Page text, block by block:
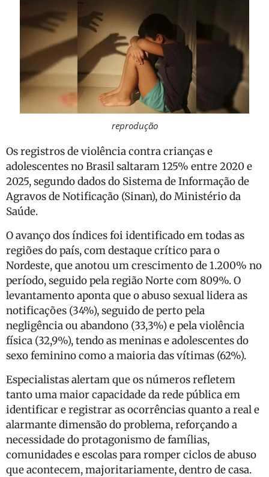
reprodução
Os registros de violência contra crianças e
adolescentes no Brasil saltaram 125% entre 2020 e
2025, segundo dados do Sistema de Informação de
Agravos de Notificação (Sinan), do Ministério da
Saúde.
O avanço dos índices foi identificado em todas as
regiões do país, com destaque crítico para o
Nordeste, que anotou um crescimento de 1.200% no
período, seguido pela região Norte com 809%. O
levantamento aponta que o abuso sexual lidera as
notificações (34%), seguido de perto pela
negligência ou abandono (33,3%) e pela violência
física (32,9%), tendo as meninas e adolescentes do
sexo feminino como a maioria das vítimas (62%).
Especialistas alertam que os números refletem
tanto uma maior capacidade da rede pública em
identificar e registrar as ocorrências quanto a real e
alarmante dimensão do problema, reforçando a
necessidade do protagonismo de famílias,
comunidades e escolas para romper ciclos de abuso
que acontecem, majoritariamente, dentro de casa.